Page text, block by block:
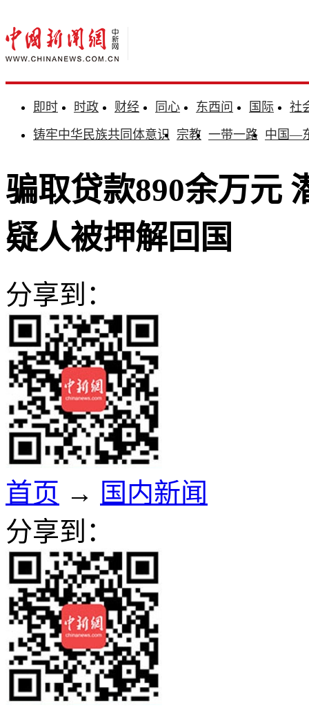
即时 时政 财经 同心 东西问 国际
社
铸牢中华民族共同体意识 宗教 一带一路 中国—
骗取贷款890余万元
疑人被押解回国
分享到：
首页 → 国内新闻
分享到：